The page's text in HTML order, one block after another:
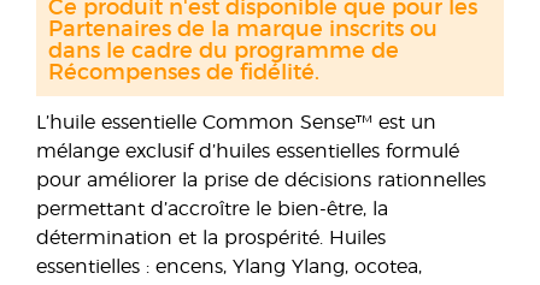
L’huile essentielle Common Sense™ est un
mélange exclusif d’huiles essentielles formulé
pour améliorer la prise de décisions rationnelles
permettant d’accroître le bien-être, la
détermination et la prospérité. Huiles
essentielles : encens, Ylang Ylang, ocotea,
Ce produit n'est disponible que pour les
Partenaires de la marque inscrits ou
dans le cadre du programme de
Récompenses de fidélité.